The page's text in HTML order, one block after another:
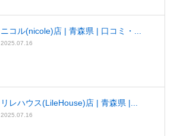
ニコル(nicole)店 | 青森県 | 口コミ・...
2025.07.16
リレハウス(LileHouse)店 | 青森県 |...
2025.07.16